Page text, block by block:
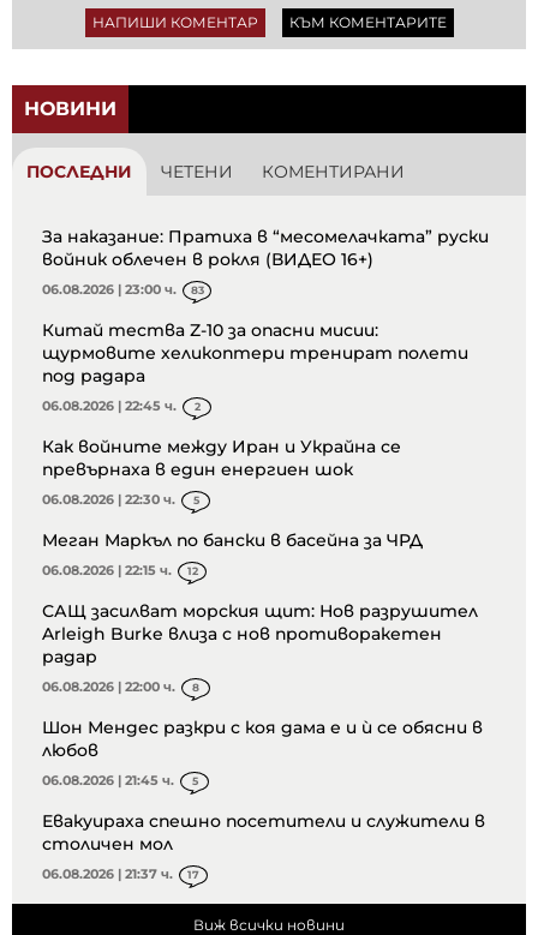
НАПИШИ КОМЕНТАР КЪМ КОМЕНТАРИТЕ
НОВИНИ
ПОСЛЕДНИ ЧЕТЕНИ КОМЕНТИРАНИ
За наказание: Пратиха в “месомелачката” руски
войник облечен в рокля (ВИДЕО 16+)
06.08.2026 | 23:00 ч. 83
Китай тества Z-10 за опасни мисии:
щурмовите хеликоптери тренират полети
под радара
06.08.2026 | 22:45 ч. 2
Как войните между Иран и Украйна се
превърнаха в един енергиен шок
06.08.2026 | 22:30 ч. 5
Меган Маркъл по бански в басейна за ЧРД
06.08.2026 | 22:15 ч. 12
САЩ засилват морския щит: Нов разрушител
Arleigh Burke влиза с нов противоракетен
радар
06.08.2026 | 22:00 ч. 8
Шон Мендес разкри с коя дама е и ѝ се обясни в
любов
06.08.2026 | 21:45 ч. 5
Евакуираха спешно посетители и служители в
столичен мол
06.08.2026 | 21:37 ч. 17
Виж всички новини